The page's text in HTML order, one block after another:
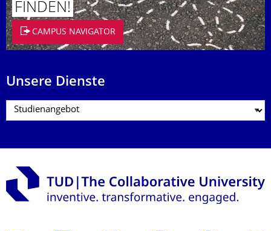
FINDEN!
CAMPUS NAVIGATOR
Unsere Dienste